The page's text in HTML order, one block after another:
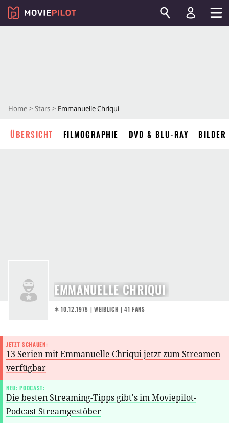
Home Stars Emmanuelle Chriqui
ÜBERSICHT FILMOGRAPHIE DVD & BLU-RAY BILDER
EMMANUELLE CHRIQUI
✶ 10.12.1975 | WEIBLICH | 41 FANS
JETZT SCHAUEN:
13 Serien mit Emmanuelle Chriqui jetzt zum Streamen
verfügbar
NEU: PODCAST:
Die besten Streaming-Tipps gibt's im Moviepilot-
Podcast Streamgestöber